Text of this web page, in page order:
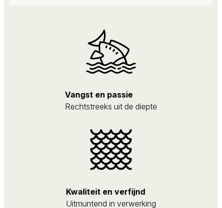
Vangst en passie
Rechtstreeks uit de diepte
Kwaliteit en verfijnd
Uitmuntend in verwerking